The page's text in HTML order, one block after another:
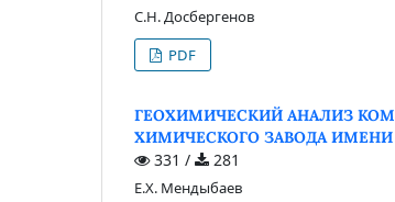
С.Н. Досбергенов
PDF
ГЕОХИМИЧЕСКИЙ АНАЛИЗ
ХИМИЧЕСКОГО ЗАВОДА
331 / 281
Е.Х. Мендыбаев